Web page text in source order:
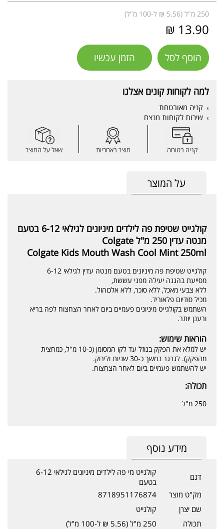
250 מ"ל (5.56 ₪ ל-100 מ"ל)
13.90 ₪
הוסף לסל הזמן עכשיו
למה לקוחות קונים אצלנו
קניה מאובטחת
שירות לקוחות מנצח
קניה בטוחה מוצר באחריות שאל על המוצר
על המוצר
קולגייט שטיפת פה לילדים מיניונים לגילאי 6-12 בטעם
מנטה עדין 250 מ"ל Colgate
Colgate Kids Mouth Wash Cool Mint 250ml
קולגייט שטיפת פה מיניונים בטעם מנטה עדין לגילאי 6-12
מסייעת בהגנה יעילה מפני עששת,
ללא צבעי מאכל, ללא סוכר, ללא אלכוהול.
מכיל סודיום פלאוריד.
השתמש בקולגייט מיניונים פעמיים ביום לאחר הצחצוח לפה בריא
ורענן יותר.
הוראות שימוש:
יש למלא את הפקק בנוזל עד לקו המסומן (כ-10 מ"ל, כמחצית
מהפקק). לגרגר במשך כ-30 שניות ולירוק.
יש להשתמש פעמיים ביום לאחר הצחצוח.
תכולה:
250 מ"ל
מידע נוסף
דגם
קולגייט מי פה לילדים מיניונים לגילאי 6-12
בטעם
מק"ט מוצר
8718951176874
שם יצרן
קולגייט
תכולה
250 מ"ל (5.56 ₪ ל-100 מ"ל)